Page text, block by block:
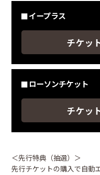
イープラス
チケッ
ローソンチケット
チケッ
＜先行特典（抽選）＞
先行チケットの購入で自動